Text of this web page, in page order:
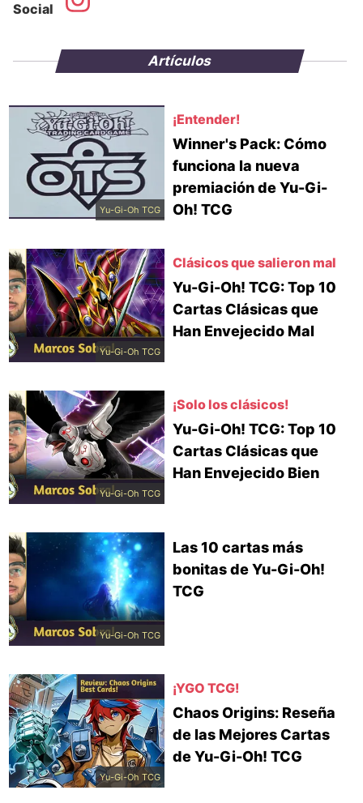
Social
Artículos
Yu-Gi-Oh TCG
¡Entender!
Winner's Pack: Cómo
funciona la nueva
premiación de Yu-Gi-
Oh! TCG
Yu-Gi-Oh TCG
Clásicos que salieron mal
Yu-Gi-Oh! TCG: Top 10
Cartas Clásicas que
Han Envejecido Mal
Yu-Gi-Oh TCG
¡Solo los clásicos!
Yu-Gi-Oh! TCG: Top 10
Cartas Clásicas que
Han Envejecido Bien
Yu-Gi-Oh TCG
Las 10 cartas más
bonitas de Yu-Gi-Oh!
TCG
Yu-Gi-Oh TCG
¡YGO TCG!
Chaos Origins: Reseña
de las Mejores Cartas
de Yu-Gi-Oh! TCG